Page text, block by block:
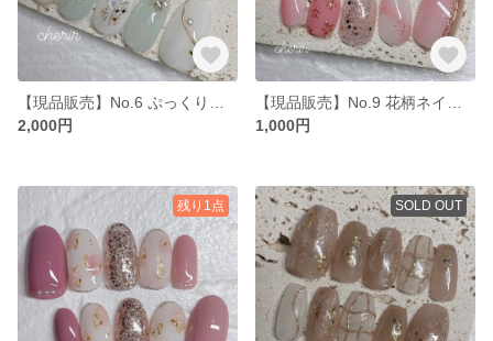
2,000円
1,000円
残り1点 SOLD OUT